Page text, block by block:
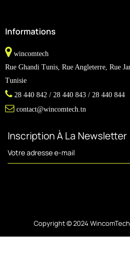
Informations
wincomtech
Rue Ghandi Tunis, Rue Angleterre, Rue
Tunisie
28 440 842 / 28 440 843 / 28 440 844
contact@wincomtech.tn
Inscription À La Newsletter
Copyright © 2024